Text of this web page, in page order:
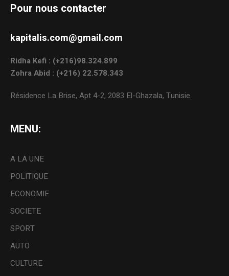
Pour nous contacter
kapitalis.com@gmail.com
Ridha Kefi : (+216)98.324.899
Zohra Abid : (+216) 22.578.343
Résidence La Brise, Apt 4-2, 2083 El-Ghazala, Tunisie.
MENU:
A LA UNE
POLITIQUE
ECONOMIE
SOCIETE
SPORT
AUTO
CULTURE